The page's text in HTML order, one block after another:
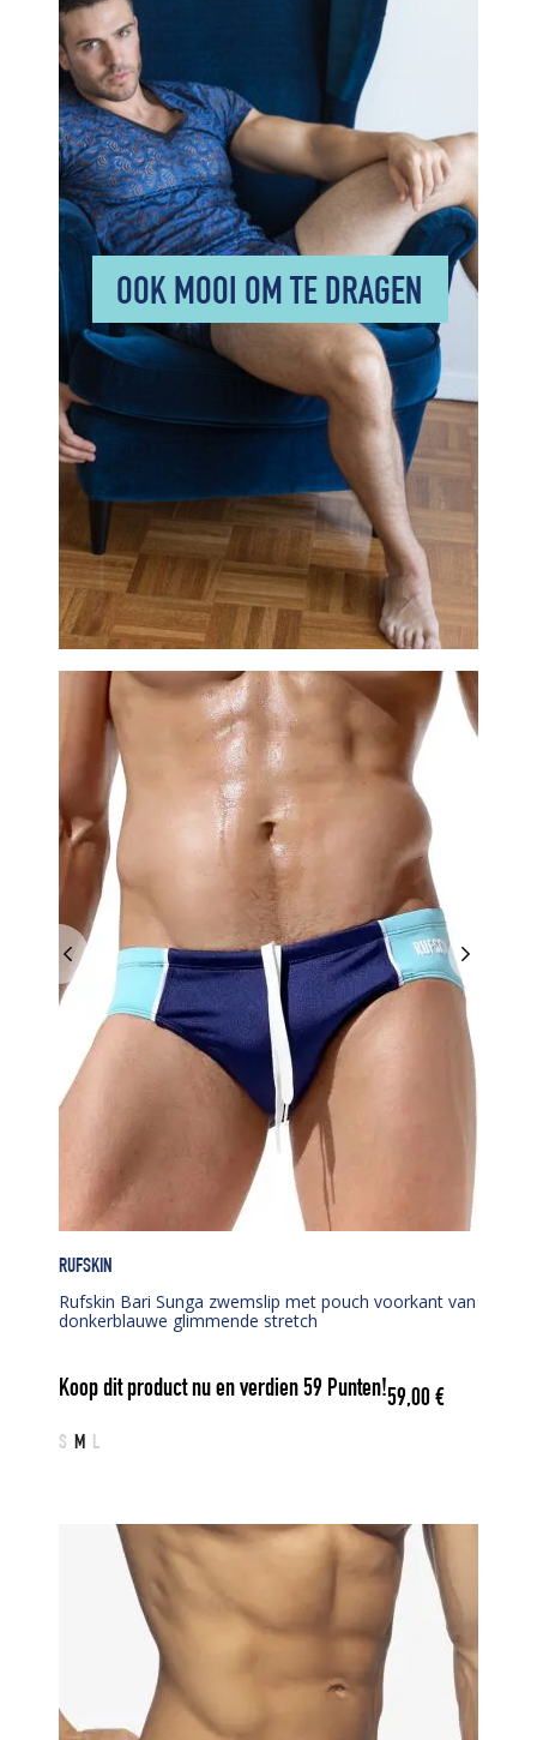
OOK MOOI OM TE DRAGEN
RUFSKIN
Rufskin Bari Sunga zwemslip met pouch voorkant van
donkerblauwe glimmende stretch
Koop dit product nu en verdien59 Punten!59,00€
S M L